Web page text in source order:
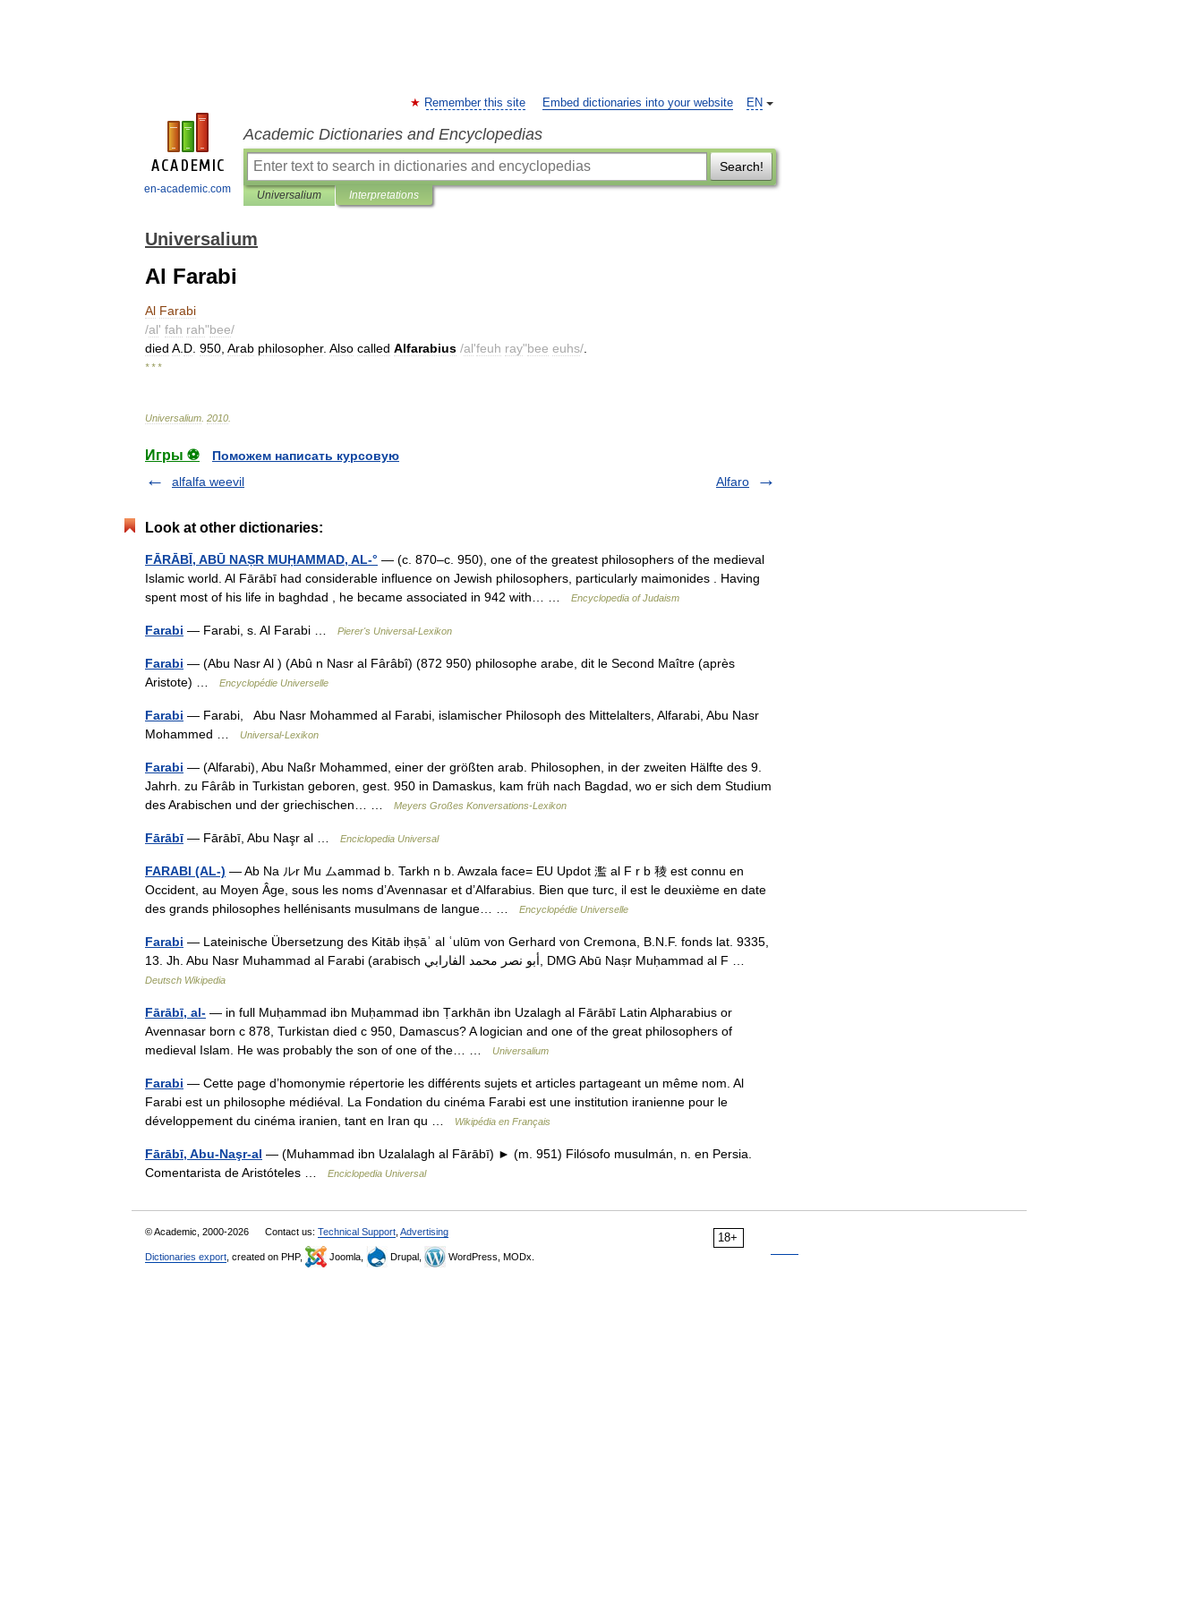
en-academic.com
EN
Remember this site Embed dictionaries into your website
Academic Dictionaries and Encyclopedias
Search!
Universalium Interpretations
Universalium
Al Farabi
Al Farabi
/al' fah rah"bee/
died A D 950 Arab philosopher. Also called Alfarabius /al'feuh ray"bee euhs/
* * *
Universalium 2010
Игры ⚽
Поможем написать курсовую
alfalfa weevil
Alfaro
Look at other dictionaries:
FĀRĀBĪ, ABŪ NAṢR MUḤAMMAD, AL-° — (c. 870–c. 950), one of the greatest philosophers of the medieval
Islamic world. Al Fārābī had considerable influence on Jewish philosophers, particularly maimonides . Having
spent most of his life in baghdad , he became associated in 942 with… …
Encyclopedia of Judaism
Farabi — Farabi, s. Al Farabi … Pierer's Universal-Lexikon
Farabi — (Abu Nasr Al ) (Abû n Nasr al Fârâbî) (872 950) philosophe arabe, dit le Second Maître (après
Aristote) …
Encyclopédie Universelle
Farabi — Farabi, Abu Nasr Mohammed al Farabi, islamischer Philosoph des Mittelalters, Alfarabi, Abu Nasr
Mohammed …
Universal-Lexikon
Farabi — (Alfarabi), Abu Naßr Mohammed, einer der größten arab. Philosophen, in der zweiten Hälfte des 9.
Jahrh. zu Fârâb in Turkistan geboren, gest. 950 in Damaskus, kam früh nach Bagdad, wo er sich dem Studium
des Arabischen und der griechischen… …
Meyers Großes Konversations-Lexikon
Fārābī — Fārābī, Abu Naşr al … Enciclopedia Universal
FARABI (AL-) — Ab Na ルr Mu ムammad b. Tarkh n b. Awzala face= EU Updot 濫 al F r b 稜 est connu en
Occident, au Moyen Âge, sous les noms d’Avennasar et d’Alfarabius. Bien que turc, il est le deuxième en date
des grands philosophes hellénisants musulmans de langue… …
Encyclopédie Universelle
Farabi — Lateinische Übersetzung des Kitāb iḥṣāʾ al ʿulūm von Gerhard von Cremona, B.N.F. fonds lat. 9335,
13. Jh. Abu Nasr Muhammad al Farabi (arabisch ‏أبو نصر محمد الفارابي‎, DMG Abū Naṣr Muḥammad al F …
Deutsch Wikipedia
Fārābī, al- — in full Muḥammad ibn Muḥammad ibn Ṭarkhān ibn Uzalagh al Fārābī Latin Alpharabius or
Avennasar born с 878, Turkistan died с 950, Damascus? A logician and one of the great philosophers of
medieval Islam. He was probably the son of one of the… …
Universalium
Farabi — Cette page d’homonymie répertorie les différents sujets et articles partageant un même nom. Al
Farabi est un philosophe médiéval. La Fondation du cinéma Farabi est une institution iranienne pour le
développement du cinéma iranien, tant en Iran qu …
Wikipédia en Français
Fārābī, Abu-Naşr-al — (Muhammad ibn Uzalalagh al Fārābī) ► (m. 951) Filósofo musulmán, n. en Persia.
Comentarista de Aristóteles …
Enciclopedia Universal
18+
© Academic, 2000-2026 Contact us: Technical Support Advertising
Dictionaries export , created on PHP, Joomla, Drupal, WordPress, MODx.